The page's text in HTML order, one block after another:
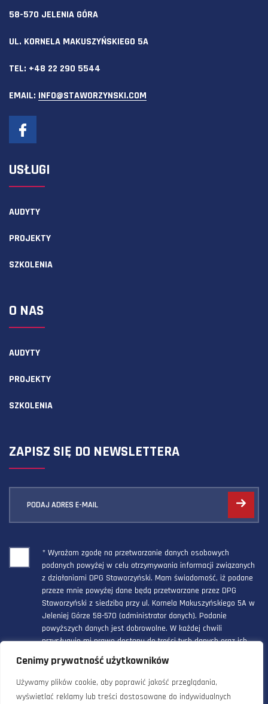
Cenimy prywatność użytkowników
Używamy plików cookie, aby poprawić jakość przeglądania,
wyświetlać reklamy lub treści dostosowane do indywidualnych
58-570 JELENIA GÓRA
UL. KORNELA MAKUSZYŃSKIEGO 5A
TEL: +48 22 290 5544
EMAIL: INFO@STAWORZYNSKI.COM
USŁUGI
AUDYTY
PROJEKTY
SZKOLENIA
O NAS
AUDYTY
PROJEKTY
SZKOLENIA
ZAPISZ SIĘ DO NEWSLETTERA
PODAJ ADRES E-MAIL
* Wyrażam zgodę na przetwarzanie danych osobowych
podanych powyżej w celu otrzymywania informacji związanych
z działaniami DPG Staworzyński. Mam świadomość, iż podane
przeze mnie powyżej dane będą przetwarzane przez DPG
Staworzyński z siedzibą przy ul. Kornela Makuszyńskiego 5A w
Jeleniej Górze 58-570 (administrator danych). Podanie
powyższych danych jest dobrowolne. W każdej chwili
przysługuje mi prawo dostępu do treści tych danych oraz ich
poprawienia, a powyższa zgoda może być odwołana w każdym
czasie.